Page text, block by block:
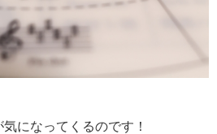
になってくるのです！